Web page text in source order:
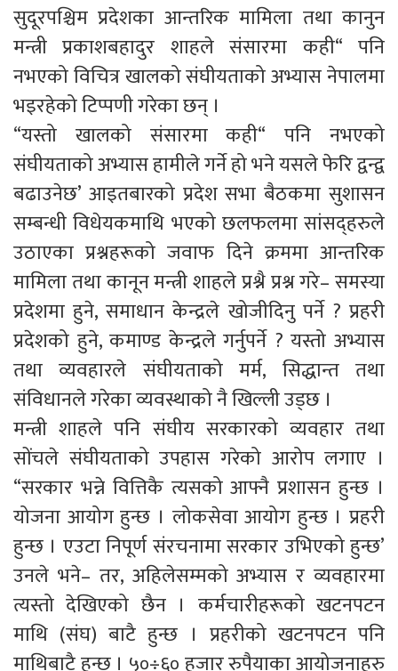
सुदूरपश्चिम प्रदेशका आन्तरिक मामिला तथा कानुन
मन्त्री प्रकाशबहादुर शाहले संसारमा कही“ पनि
नभएको विचित्र खालको संघीयताको अभ्यास नेपालमा
भइरहेको टिप्पणी गरेका छन् ।
“यस्तो खालको संसारमा कही“ पनि नभएको
संघीयताको अभ्यास हामीले गर्ने हो भने यसले फेरि द्वन्द्व
बढाउनेछ’ आइतबारको प्रदेश सभा बैठकमा सुशासन
सम्बन्धी विधेयकमाथि भएको छलफलमा सांसद्हरुले
उठाएका प्रश्नहरूको जवाफ दिने क्रममा आन्तरिक
मामिला तथा कानून मन्त्री शाहले प्रश्नै प्रश्न गरे– समस्या
प्रदेशमा हुने, समाधान केन्द्रले खोजीदिनु पर्ने ? प्रहरी
प्रदेशको हुने, कमाण्ड केन्द्रले गर्नुपर्ने ? यस्तो अभ्यास
तथा व्यवहारले संघीयताको मर्म, सिद्धान्त तथा
संविधानले गरेका व्यवस्थाको नै खिल्ली उड्छ ।
मन्त्री शाहले पनि संघीय सरकारको व्यवहार तथा
सोंचले संघीयताको उपहास गरेको आरोप लगाए ।
“सरकार भन्ने वित्तिकै त्यसको आफ्नै प्रशासन हुन्छ ।
योजना आयोग हुन्छ । लोकसेवा आयोग हुन्छ । प्रहरी
हुन्छ । एउटा निपूर्ण संरचनामा सरकार उभिएको हुन्छ’
उनले भने– तर, अहिलेसम्मको अभ्यास र व्यवहारमा
त्यस्तो देखिएको छैन । कर्मचारीहरूको खटनपटन
माथि (संघ) बाटै हुन्छ । प्रहरीको खटनपटन पनि
माथिबाटै हुन्छ । ५०÷६० हजार रुपैयाका आयोजनाहरु